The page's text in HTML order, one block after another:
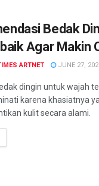
Bedak
Agar Makin
ARTNET JUNE 27,
dingin untuk wajah
karena khasiatnya
kulit secara alami.